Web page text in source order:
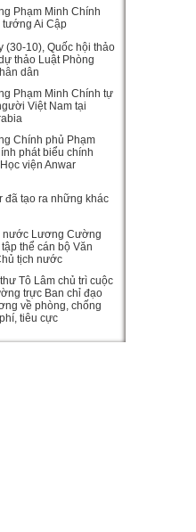
Phạm Minh Chính
tướng Ai Cập
(30-10), Quốc hội thảo
thảo Luật Phòng
dân
Phạm Minh Chính tự
Việt Nam tại
Chính phủ Phạm
phát biểu chính
viện Anwar
đã tạo ra những khác
nước Lương Cường
thể cán bộ Văn
tịch nước
Tô Lâm chủ trì cuộc
trực Ban chỉ đạo
về phòng, chống
tiêu cực